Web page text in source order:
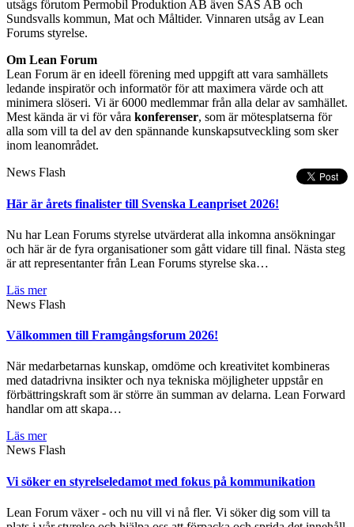
utsågs förutom Permobil Produktion AB även SAS AB och
Sundsvalls kommun, Mat och Måltider. Vinnaren utsåg av Lean
Forums styrelse.
Om Lean Forum
Lean Forum är en ideell förening med uppgift att vara samhällets
ledande inspiratör och informatör för att maximera värde och att
minimera slöseri. Vi är 6000 medlemmar från alla delar av samhället.
Mest kända är vi för våra konferenser, som är mötesplatserna för
alla som vill ta del av den spännande kunskapsutveckling som sker
inom leanområdet.
News Flash
Här är årets finalister till Svenska Leanpriset 2026!
Nu har Lean Forums styrelse utvärderat alla inkomna ansökningar
och här är de fyra organisationer som gått vidare till final. Nästa steg
är att representanter från Lean Forums styrelse ska…
Läs mer
News Flash
Välkommen till Framgångsforum 2026!
När medarbetarnas kunskap, omdöme och kreativitet kombineras
med datadrivna insikter och nya tekniska möjligheter uppstår en
förbättringskraft som är större än summan av delarna. Lean Forward
handlar om att skapa…
Läs mer
News Flash
Vi söker en styrelseledamot med fokus på kommunikation
Lean Forum växer - och nu vill vi nå fler. Vi söker dig som vill ta